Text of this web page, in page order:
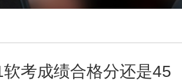
考成绩合格分还是45